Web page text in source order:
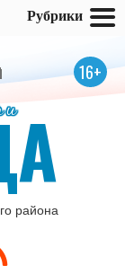
16+
района
Рубрики